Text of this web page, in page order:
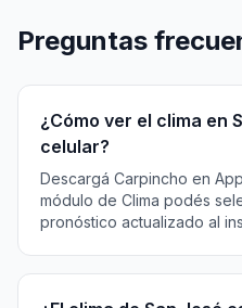
Preguntas
¿Cómo ver el clima en
celular?
Descargá Carpincho en
módulo de Clima podés
pronóstico actualizado al